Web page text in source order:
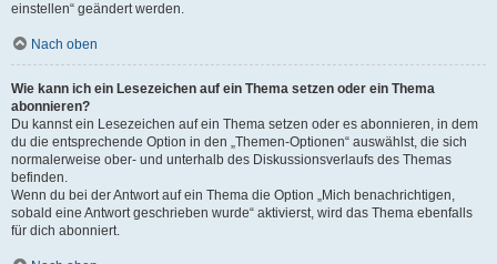
einstellen“ geändert werden.
Nach oben
Wie kann ich ein Lesezeichen auf ein Thema setzen oder ein Thema
abonnieren?
Du kannst ein Lesezeichen auf ein Thema setzen oder es abonnieren, in dem
du die entsprechende Option in den „Themen-Optionen“ auswählst, die sich
normalerweise ober- und unterhalb des Diskussionsverlaufs des Themas
befinden.
Wenn du bei der Antwort auf ein Thema die Option „Mich benachrichtigen,
sobald eine Antwort geschrieben wurde“ aktivierst, wird das Thema ebenfalls
für dich abonniert.